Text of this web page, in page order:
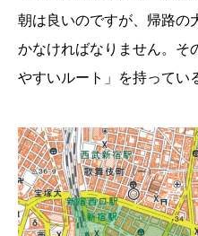
朝は良いのですが、帰路の
かなければなりません。そ
やすいルート」を持ってい